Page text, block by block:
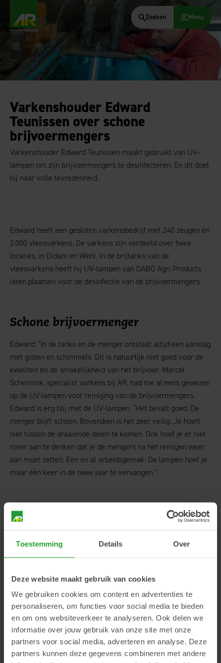
Toestemming Details Over
Deze website maakt gebruik van cookies
We gebruiken cookies om content en advertenties te
personaliseren, om functies voor social media te bieden
en om ons websiteverkeer te analyseren. Ook delen we
informatie over jouw gebruik van onze site met onze
partners voor social media, adverteren en analyse. Deze
partners kunnen deze gegevens combineren met andere
AgruniekRijnvallei
Zoeken Menu
Varkenshouder Edward
Teunissen over schone
brijvoermengers
Varkenshouder Edward Teunissen maakt gebruikt van UV-
lampen om zijn brijvoermengers te desinfecteren. En dit doet
hij naar volle tevredenheid.
Edward heeft een gesloten varkensbedrijf met 240 zeugen en
2.000 vleesvarkens. De varkens zijn verdeeld over twee
locaties, in Didam en Wehl. In de brijtanks van de
vleesvarkens heeft hij UV-lampen van DABO Agri Products
laten plaatsen voor de desinfectie van de brijvoermengers.
Schone brijvoermenger
Edward: “In de tanks en de menger ontstaat altijd een aanslag
met gisten en schimmels. Dit is natuurlijk niet goed voor de
kwaliteit en de smakelijkheid van het brijvoer. Marcel
Schennink, specialist varkens bij AR, had me al eens gewezen
op de UV-lampen voor reiniging van de brijvoermengers.
Edward is erg blij met de UV-lampen. “Het bevalt goed. De
menger blijft schoon. Bovendien is het zeer veilig. Je hoeft
niet tussen de draaiende delen te komen. Ook hoef je er niet
meer aan te denken dat je de mengers na het reinigen weer
aan moet zetten. Een en al arbeidsgemak. De lampen hoef je
maar één keer in de twee jaar te vervangen.”
Uitstekende voerkwaliteit
Voor een optimale voeropname en groei van de varkens
moeten de voerkwaliteit en de smakelijkheid top zijn.
Doordat de mengers schoon blijven lever je niet in op de
kwaliteit van het voer. De voederwaarde en het
drogestofpercentage blijven perfect. Marcel Schennink
beaamt dit: “Het berekende rantsoen komt zo 1 op 1 bij de
varkens terecht. Dan weet je wat ze binnenkrijgen en hoe je
de groei kunt optimaliseren.”